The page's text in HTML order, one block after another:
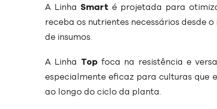
A Linha Smart é projetada para
receba os nutrientes necessários desde
de insumos.
A Linha Topfoca na resistência e
especialmente eficaz para culturas que
ao longo do ciclo da planta.